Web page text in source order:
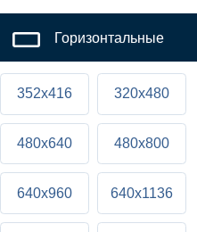
Горизонтальные
352x416 320x480
480x640 480x800
640x960 640x1136